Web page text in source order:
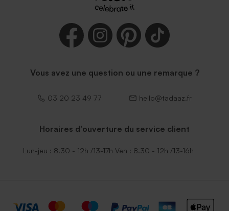
Vous avez une question ou une remarque ?
03 20 23 49 77 hello@tadaaz.fr
Horaires d'ouverture du service client
Lun-jeu : 8.30 - 12h /13-17h Ven : 8.30 - 12h /13-16h